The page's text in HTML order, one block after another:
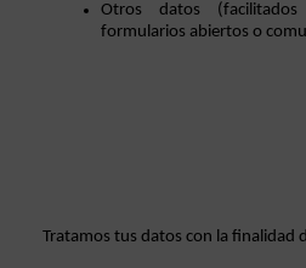
Otros datos
formularios abiertos o
Tratamos tus datos con la finalidad